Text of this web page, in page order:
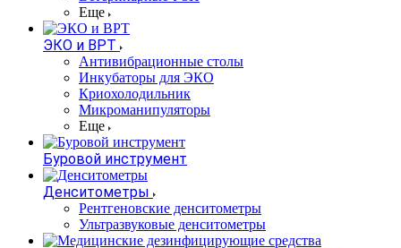
Еще
ЭКО и ВРТ
Антивибрационные столы
Инкубаторы для ЭКО
Криохолодильник
Микроманипуляторы
Еще
Буровой инструмент
Денситометры
Рентгеновские денситометры
Ультразвуковые денситометры